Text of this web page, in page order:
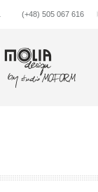
(+48) 505 067 616